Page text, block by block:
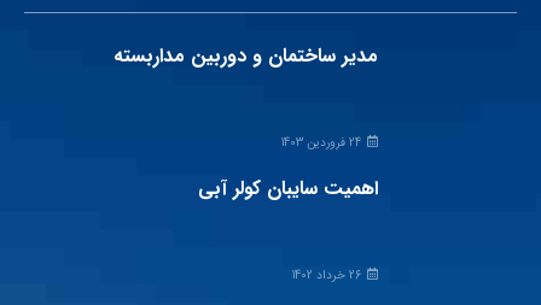
مدیر ساختمان و دوربین مداربسته
24 فروردین 1403
اهمیت سایبان کولر آبی
26 خرداد 1402